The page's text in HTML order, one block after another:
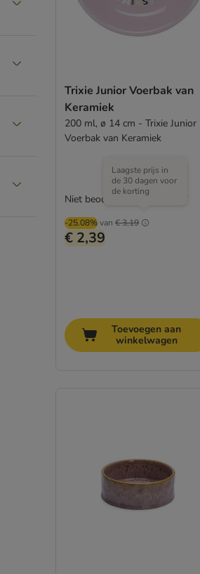
Trixie Junior Voerbak van
Keramiek
200 ml, ø 14 cm - Trixie Junior
Voerbak van Keramiek
-25.08%van € 3,19
Laagste prijs in
de 30 dagen voor
de korting
€ 2,39
Niet beoordeeld
Toevoegen aan
winkelwagen